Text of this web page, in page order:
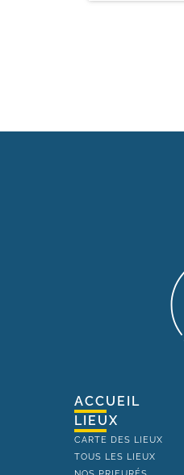
ACCUEIL
LIEUX
CARTE DES LIEUX
TOUS LES LIEUX